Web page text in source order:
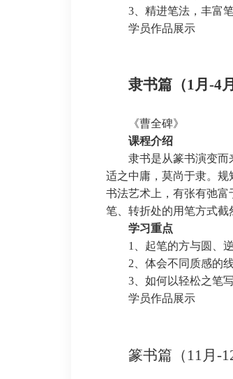
3、精进笔法，丰富
学员作品展示
隶书篇 （1月-4
《曹全碑》
课程介绍
隶书是从篆书演变而
适之中庸，莫尚于隶。
书法艺术上，有张有弛
笔、转折处的用笔方式截
学习重点
1、起笔的方与圆、
2、体会不同质感的
3、如何以轻松之笔
学员作品展示
篆书篇 （ 11月-